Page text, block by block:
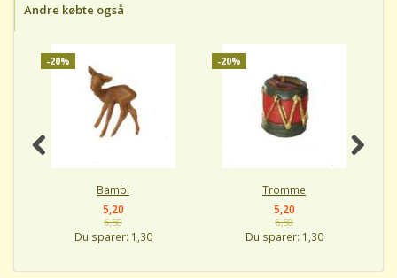
Andre købte også
-20%
Bambi
5,20
6,50
Du sparer: 1,30
-20%
Tromme
5,20
6,50
Du sparer: 1,30